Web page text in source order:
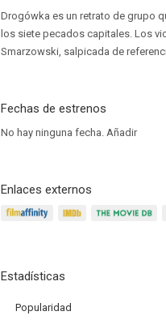
Drogówka es un retrato de grupo
los siete pecados capitales. Los
Smarzowski, salpicada de
Fechas de estrenos
No hay ninguna fecha. Añadir
Enlaces externos
Estadísticas
Popularidad